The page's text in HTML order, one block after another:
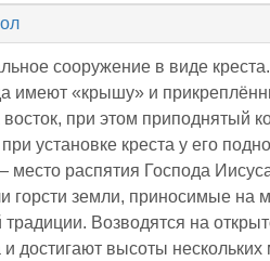
сооружение в виде
имеют «крышу» и
восток, при этом приподнятый
установке креста у его
распятия Господа
земли, приносимые на
традиции. Возводятся на
достигают высоты нескольких